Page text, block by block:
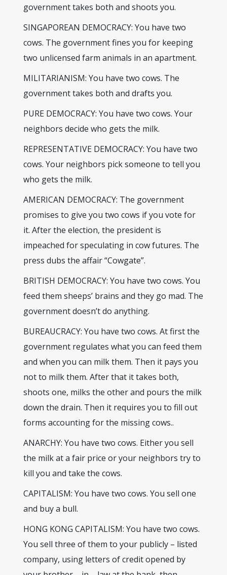
government takes both and shoots you.
SINGAPOREAN DEMOCRACY: You have two
cows. The government fines you for keeping
two unlicensed farm animals in an apartment.
MILITARIANISM: You have two cows. The
government takes both and drafts you.
PURE DEMOCRACY: You have two cows. Your
neighbors decide who gets the milk.
REPRESENTATIVE DEMOCRACY: You have two
cows. Your neighbors pick someone to tell you
who gets the milk.
AMERICAN DEMOCRACY: The government
promises to give you two cows if you vote for
it. After the election, the president is
impeached for speculating in cow futures. The
press dubs the affair “Cowgate”.
BRITISH DEMOCRACY: You have two cows. You
feed them sheeps’ brains and they go mad. The
government doesn’t do anything.
BUREAUCRACY: You have two cows. At first the
government regulates what you can feed them
and when you can milk them. Then it pays you
not to milk them. After that it takes both,
shoots one, milks the other and pours the milk
down the drain. Then it requires you to fill out
forms accounting for the missing cows..
ANARCHY: You have two cows. Either you sell
the milk at a fair price or your neighbors try to
kill you and take the cows.
CAPITALISM: You have two cows. You sell one
and buy a bull.
HONG KONG CAPITALISM: You have two cows.
You sell three of them to your publicly – listed
company, using letters of credit opened by